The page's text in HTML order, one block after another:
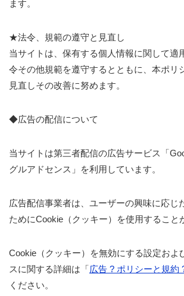
ます。
★法令、規範の遵守と見直し
当サイトは、保有する個人情報に関して適
令その他規範を遵守するとともに、本ポリ
見直しその改善に努めます。
◆広告の配信について
当サイトは第三者配信の広告サービス「
グルアドセンス」を利用しています。
広告配信事業者は、ユーザーの興味に応じ
ためにCookie（クッキー）を使用すること
Cookie（クッキー）を無効にする設定およ
スに関する詳細は「広告 ? ポリシーと規約
ください。